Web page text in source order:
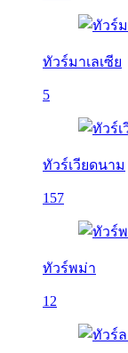
ทัวร์มาเลเซีย
5
ทัวร์เวียดนาม
157
ทัวร์พม่า
12